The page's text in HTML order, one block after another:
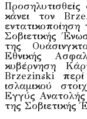
κάνει τον
Σοβιετικής
της
Εθνικής
κυβέρνηση
Brzezinski περί
ισλαμικού
Εγγύς
της Σοβιετικής